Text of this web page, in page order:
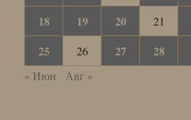
18
19 20 21
25
26 27 28
« Июн Авг »